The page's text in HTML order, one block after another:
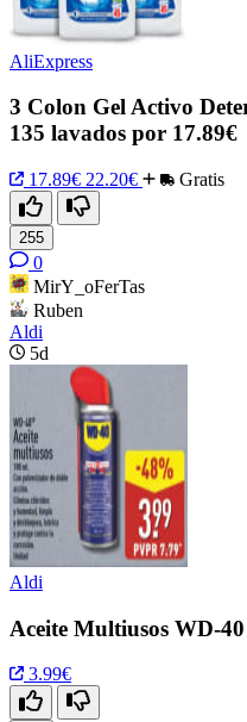
AliExpress
3 Colon Gel Activo
135 lavados por 17.89€
17.89€ 22.20€ Gratis
255
0
MirY_oFerTas
Ruben
Aldi
5d
Aldi
Aceite Multiusos WD-
3.99€